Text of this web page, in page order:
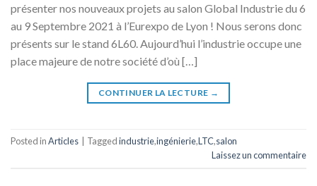
présenter nos nouveaux projets au salon Global Industrie du 6
au 9 Septembre 2021 à l’Eurexpo de Lyon ! Nous serons donc
présents sur le stand 6L60. Aujourd’hui l’industrie occupe une
place majeure de notre société d’où […]
CONTINUER LA LECTURE →
Posted inArticles Taggedindustrie,ingénierie,LTC,salon
Laissez un commentaire